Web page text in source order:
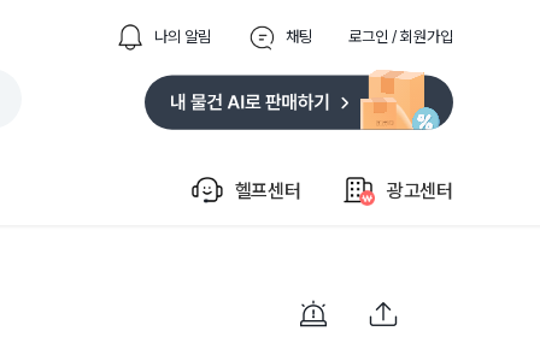
나의 알림 채팅 로그인 / 회원가입
헬프센터 광고센터